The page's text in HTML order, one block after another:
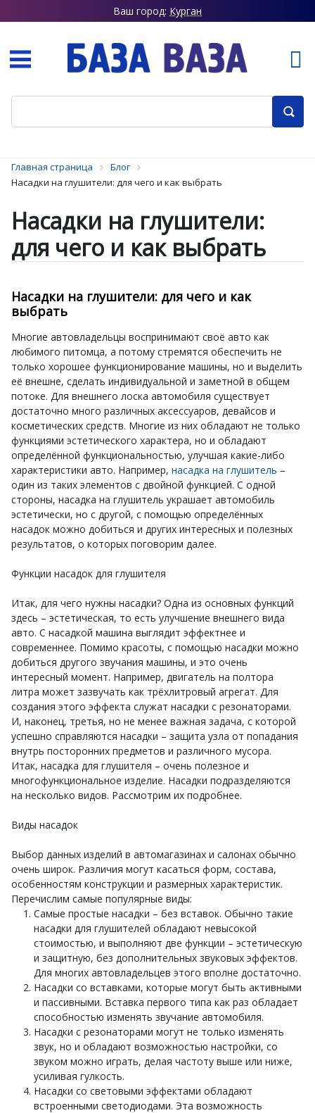
Ваш город: Курган
Главная страница
Блог
Насадки на глушители: для чего и как выбрать
Насадки на глушители:
для чего и как выбрать
Насадки на глушители: для чего и как
выбрать
Многие автовладельцы воспринимают своё авто как
любимого питомца, а потому стремятся обеспечить не
только хорошее функционирование машины, но и выделить
её внешне, сделать индивидуальной и заметной в общем
потоке. Для внешнего лоска автомобиля существует
достаточно много различных аксессуаров, девайсов и
косметических средств. Многие из них обладают не только
функциями эстетического характера, но и обладают
определённой функциональностью, улучшая какие-либо
характеристики авто. Например, насадка на глушитель –
один из таких элементов с двойной функцией. С одной
стороны, насадка на глушитель украшает автомобиль
эстетически, но с другой, с помощью определённых
насадок можно добиться и других интересных и полезных
результатов, о которых поговорим далее.
Функции насадок для глушителя
Итак, для чего нужны насадки? Одна из основных функций
здесь – эстетическая, то есть улучшение внешнего вида
авто. С насадкой машина выглядит эффектнее и
современнее. Помимо красоты, с помощью насадки можно
добиться другого звучания машины, и это очень
интересный момент. Например, двигатель на полтора
литра может зазвучать как трёхлитровый агрегат. Для
создания этого эффекта служат насадки с резонаторами.
И, наконец, третья, но не менее важная задача, с которой
успешно справляются насадки – защита узла от попадания
внутрь посторонних предметов и различного мусора.
Итак, насадка для глушителя – очень полезное и
многофункциональное изделие. Насадки подразделяются
на несколько видов. Рассмотрим их подробнее.
Виды насадок
Выбор данных изделий в автомагазинах и салонах обычно
очень широк. Различия могут касаться форм, состава,
особенностям конструкции и размерных характеристик.
Перечислим самые популярные виды:
Самые простые насадки – без вставок. Обычно такие
насадки для глушителей обладают невысокой
стоимостью, и выполняют две функции – эстетическую
и защитную, без дополнительных звуковых эффектов.
Для многих автовладельцев этого вполне достаточно.
Насадки со вставками, которые могут быть активными
и пассивными. Вставка первого типа как раз обладает
способностью изменять звучание автомобиля.
Насадки с резонаторами могут не только изменять
звук, но и обладают возможностью настройки, со
звуком можно играть, делая частоту выше или ниже,
усиливая гулкость.
Насадки со световыми эффектами обладают
встроенными светодиодами. Эта возможность